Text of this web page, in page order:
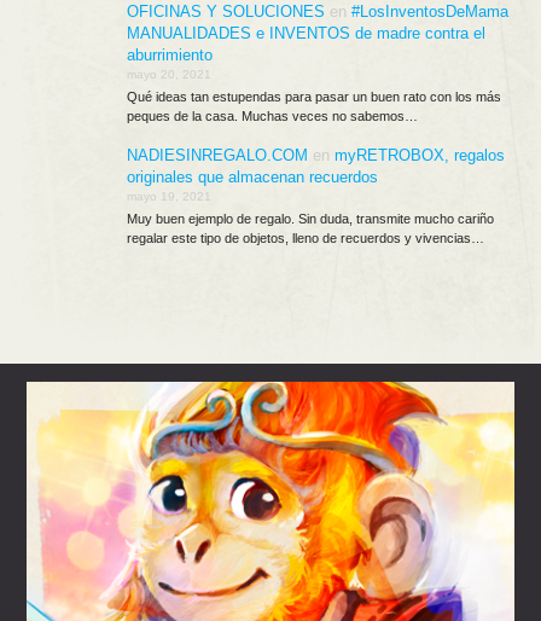
OFICINAS Y SOLUCIONES en #LosInventosDeMama
MANUALIDADES e INVENTOS de madre contra el
aburrimiento
mayo 20, 2021
Qué ideas tan estupendas para pasar un buen rato con los más
peques de la casa. Muchas veces no sabemos…
NADIESINREGALO.COM en myRETROBOX, regalos
originales que almacenan recuerdos
mayo 19, 2021
Muy buen ejemplo de regalo. Sin duda, transmite mucho cariño
regalar este tipo de objetos, lleno de recuerdos y vivencias…